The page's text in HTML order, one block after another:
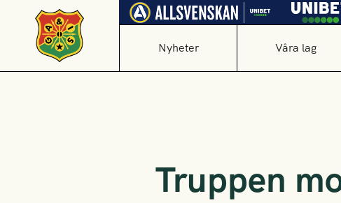
Nyheter Våra lag
Truppen